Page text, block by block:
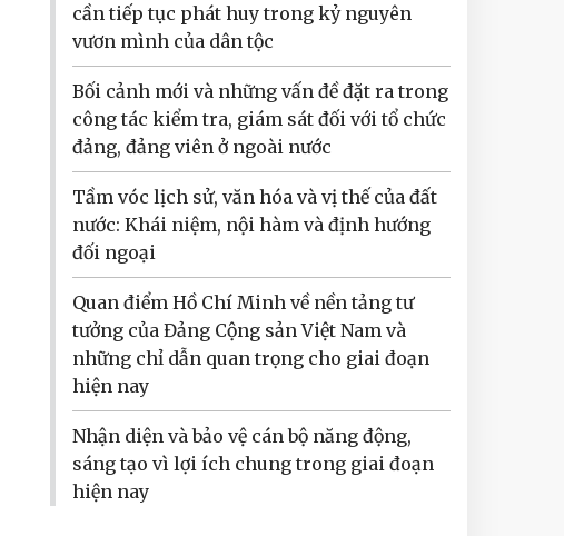
cần tiếp tục phát huy trong kỷ nguyên
vươn mình của dân tộc
Bối cảnh mới và những vấn đề đặt ra trong
công tác kiểm tra, giám sát đối với tổ chức
đảng, đảng viên ở ngoài nước
Tầm vóc lịch sử, văn hóa và vị thế của đất
nước: Khái niệm, nội hàm và định hướng
đối ngoại
Quan điểm Hồ Chí Minh về nền tảng tư
tưởng của Đảng Cộng sản Việt Nam và
những chỉ dẫn quan trọng cho giai đoạn
hiện nay
Nhận diện và bảo vệ cán bộ năng động,
sáng tạo vì lợi ích chung trong giai đoạn
hiện nay